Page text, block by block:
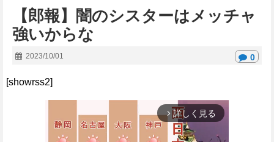
【郎報】闇のシスターはメッチャ
強いからな
2023/10/01 0
[showrss2]
arrow_forward_ios 詳しく見る